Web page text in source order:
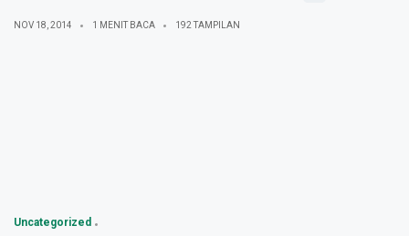
NOV 18, 2014 1 MENIT BACA 192 TAMPILAN
Uncategorized